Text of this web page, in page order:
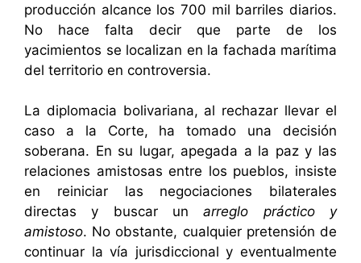
producción alcance los 700 mil barriles diarios.
No hace falta decir que parte de los
yacimientos se localizan en la fachada marítima
del territorio en controversia.
La diplomacia bolivariana, al rechazar llevar el
caso a la Corte, ha tomado una decisión
soberana. En su lugar, apegada a la paz y las
relaciones amistosas entre los pueblos, insiste
en reiniciar las negociaciones bilaterales
directas y buscar unarreglo práctico y
amistoso. No obstante, cualquier pretensión de
continuar la vía jurisdiccional y eventualmente